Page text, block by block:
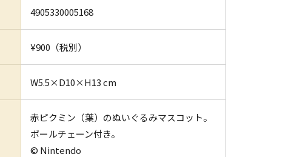
4905330005168
¥900（税別）
W5.5×D10×H13 cm
赤ピクミン（葉）のぬいぐるみマスコット。
ボールチェーン付き。
© Nintendo